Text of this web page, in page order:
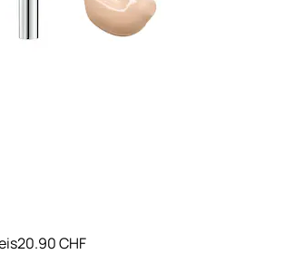
20.90 CHF